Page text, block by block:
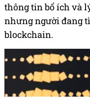
thông tin bổ ích và
nhưng người đang
blockchain.